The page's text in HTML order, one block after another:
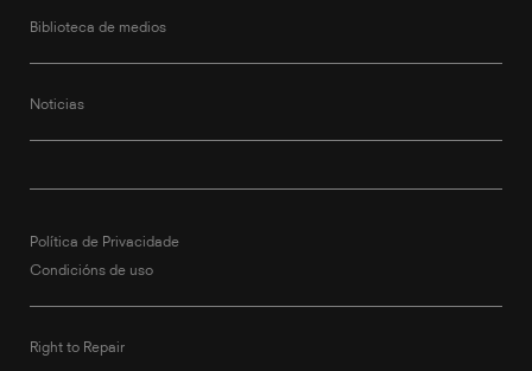
Biblioteca de medios
Noticias
Política de Privacidade
Condicións de uso
Right to Repair